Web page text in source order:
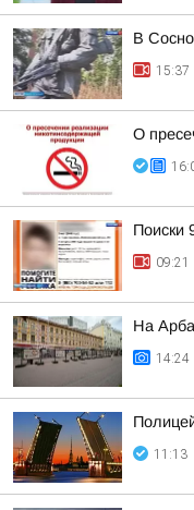
В
15:37
О
Поиски
09:21
На
14:24
11:13